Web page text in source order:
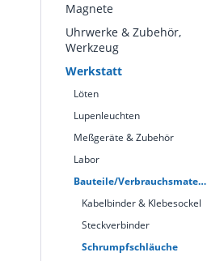
Magnete
Uhrwerke & Zubehör,
Werkzeug
Werkstatt
Löten
Lupenleuchten
Meßgeräte & Zubehör
Labor
Bauteile/Verbrauchsmaterial
Kabelbinder & Klebesockel
Steckverbinder
Schrumpfschläuche